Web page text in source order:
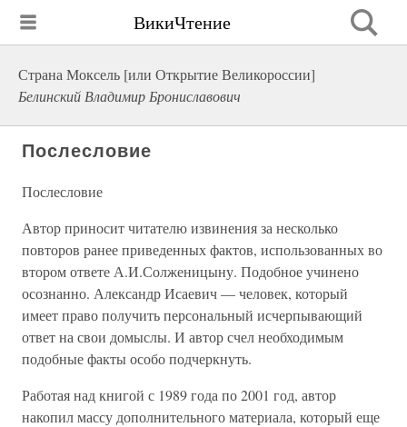
ВикиЧтение
Страна Моксель [или Открытие Великороссии]
Белинский Владимир Брониславович
Послесловие
Послесловие
Автор приносит читателю извинения за несколько
повторов ранее приведенных фактов, использованных во
втором ответе А.И.Солженицыну. Подобное учинено
осознанно. Александр Исаевич — человек, который
имеет право получить персональный исчерпывающий
ответ на свои домыслы. И автор счел необходимым
подобные факты особо подчеркнуть.
Работая над книгой с 1989 года по 2001 год, автор
накопил массу дополнительного материала, который еще